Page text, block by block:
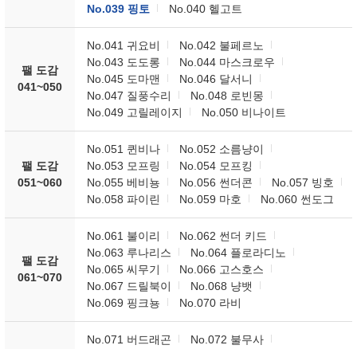
No.039 핑토
No.040 헬고트
팰 도감
041~050
No.041 귀요비
No.042 불페르노
No.043 도도롱
No.044 마스크로우
No.045 도마맨
No.046 달서니
No.047 질풍수리
No.048 로빈몽
No.049 고릴레이지
No.050 비나이트
팰 도감
051~060
No.051 퀸비나
No.052 소름냥이
No.053 모프링
No.054 모프킹
No.055 베비뇽
No.056 썬더콘
No.057 빙호
No.058 파이린
No.059 마호 No.060 썬도그
팰 도감
061~070
No.061 불이리
No.062 썬더 키드
No.063 루나리스
No.064 플로라디노
No.065 씨무기
No.066 고스호스
No.067 드릴북이
No.068 냥뱃
No.069 핑크뇽
No.070 라비
No.071 버드래곤
No.072 불무사